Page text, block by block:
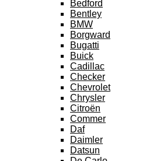
Bedford
Bentley
BMW
Borgward
Bugatti
Buick
Cadillac
Checker
Chevrolet
Chrysler
Citroën
Commer
Daf
Daimler
Datsun